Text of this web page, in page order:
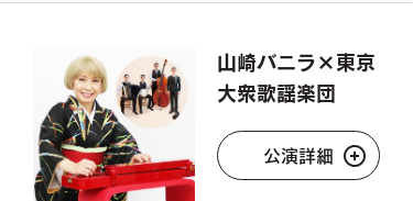
山崎バニラ×東京
大衆歌謡楽団
公演詳細